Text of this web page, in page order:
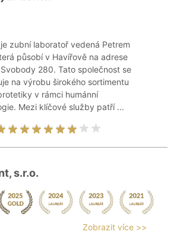
zubní laboratoř vedená Petrem
působí v Havířově na adrese
Svobody 280. Tato společnost se
na výrobu širokého sortimentu
v rámci humánní
Mezi klíčové služby patří ...
s.r.o.
Zobrazit více >>